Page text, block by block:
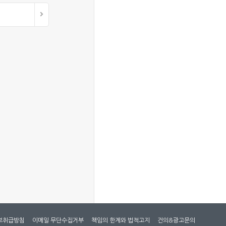
취급방침 이메일 무단수집거부 책임의 한계와 법적고지 건의&광고문의